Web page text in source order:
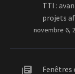
TTI :
projets
novembre 6,